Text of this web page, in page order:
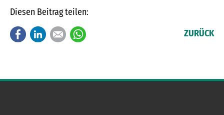
Diesen Beitrag teilen:
FacebookLinkedInE-mail ZURÜCK